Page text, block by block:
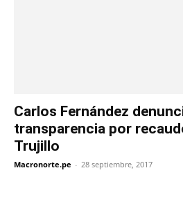
Carlos Fernández
transparencia por
Trujillo
Macronorte.pe - 28 septiembre, 2017